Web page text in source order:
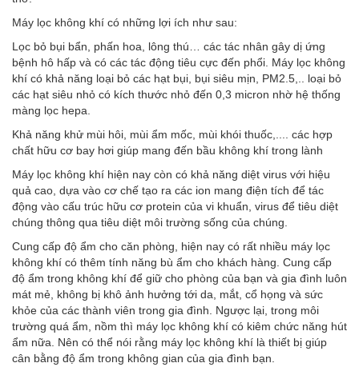
Máy lọc không khí có những lợi ích như sau:
Lọc bỏ bụi bẩn, phấn hoa, lông thú… các tác nhân gây dị ứng
bệnh hô hấp và có các tác động tiêu cực đến phổi. Máy lọc không
khí có khả năng loại bỏ các hạt bụi, bụi siêu mịn, PM2.5,.. loại bỏ
các hạt siêu nhỏ có kích thước nhỏ đến 0,3 micron nhờ hệ thống
màng lọc hepa.
Khả năng khử mùi hôi, mùi ẩm mốc, mùi khói thuốc,.... các hợp
chất hữu cơ bay hơi giúp mang đến bầu không khí trong lành
Máy lọc không khí hiện nay còn có khả năng diệt virus với hiệu
quả cao, dựa vào cơ chế tạo ra các ion mang điện tích để tác
động vào cấu trúc hữu cơ protein của vi khuẩn, virus để tiêu diệt
chúng thông qua tiêu diệt môi trường sống của chúng.
Cung cấp độ ẩm cho căn phòng, hiện nay có rất nhiều máy lọc
không khí có thêm tính năng bù ẩm cho khách hàng. Cung cấp
độ ẩm trong không khí để giữ cho phòng của bạn và gia đình luôn
mát mẻ, không bị khô ảnh hưởng tới da, mắt, cổ họng và sức
khỏe của các thành viên trong gia đình. Ngược lại, trong môi
trường quá ẩm, nồm thì máy lọc không khí có kiêm chức năng hút
ẩm nữa. Nên có thể nói rằng máy lọc không khí là thiết bị giúp
cân bằng độ ẩm trong không gian của gia đình bạn.